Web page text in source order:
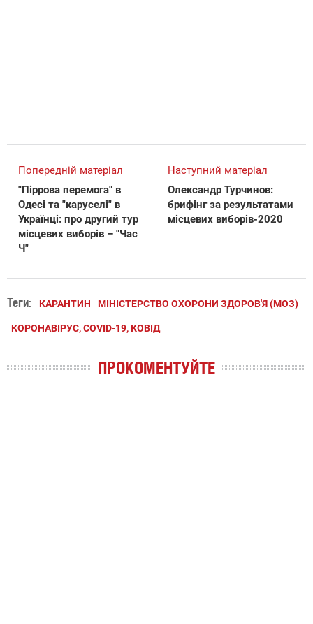
Попередній матеріал
"Піррова перемога" в
Одесі та "каруселі" в
Українці: про другий тур
місцевих виборів – "Час
Ч"
Наступний матеріал
Олександр Турчинов:
брифінг за результатами
місцевих виборів-2020
Теги: КАРАНТИН МІНІСТЕРСТВО ОХОРОНИ ЗДОРОВ'Я (МОЗ)
КОРОНАВІРУС, COVID-19, КОВІД
ПРОКОМЕНТУЙТЕ